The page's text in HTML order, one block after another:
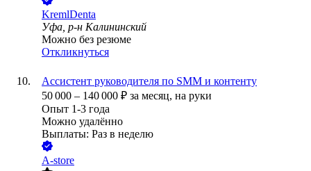
KremlDenta
Уфа, р-н Калининский
Можно без резюме
Откликнуться
Ассистент руководителя по SMM и контенту
50 000 – 140 000 ₽ за месяц, на руки
Опыт 1-3 года
Можно удалённо
Выплаты: Раз в неделю
A-store